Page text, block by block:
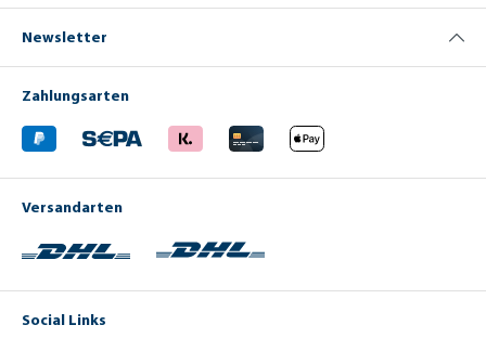
Newsletter
Zahlungsarten
Versandarten
Social Links